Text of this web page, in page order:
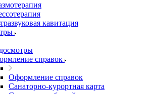
кавитация
справок
Оформление справок
Санаторно-курортная карта